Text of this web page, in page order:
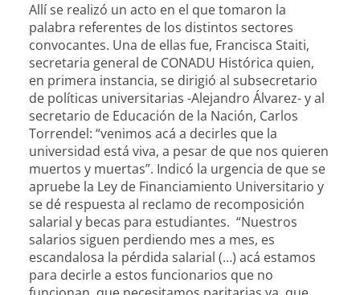
Allí se realizó un acto en el que tomaron la
palabra referentes de los distintos sectores
convocantes. Una de ellas fue, Francisca Staiti,
secretaria general de CONADU Histórica quien,
en primera instancia, se dirigió al subsecretario
de políticas universitarias -Alejandro Álvarez- y al
secretario de Educación de la Nación, Carlos
Torrendel: “venimos acá a decirles que la
universidad está viva, a pesar de que nos quieren
muertos y muertas”. Indicó la urgencia de que se
apruebe la Ley de Financiamiento Universitario y
se dé respuesta al reclamo de recomposición
salarial y becas para estudiantes. “Nuestros
salarios siguen perdiendo mes a mes, es
escandalosa la pérdida salarial (…) acá estamos
para decirle a estos funcionarios que no